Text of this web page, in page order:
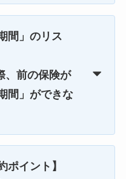
間」のリス
、前の保険が
間」ができな
ポイント】